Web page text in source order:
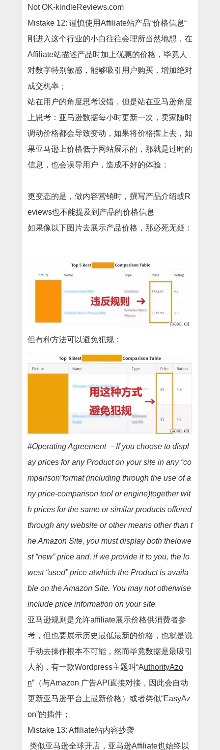
Not OK-kindleReviews.com
Mistake 12: 谨慎使用Affiliate站产品“价格信息“
刚进入这个行业的小白往往会理所当然地想，在
Affiliate站描述产品时加上优惠的价格，毕竟人
对数字特别敏感，能够吸引用户购买，增加绝对
成交机率；
站在用户的角度思考没错，但是站在亚马逊角度
上思考：亚马逊数据每小时更新一次，卖家随时
调动价格都会导致变动，如果将价格摆上去，如
果亚马逊上价格低于网站展示的，那就是过时的
信息，也会误导用户，造成不好的体验；
更变态的是，做内容营销时，撰写产品介绍或R
eviews也不能提及到产品的价格信息
如果像以下图片去展示产品价格，那必死无疑：
但有种方法可以避免犯规：
#Operating Agreement －If you choose to displ
ay prices for any Product on your site in any “co
mparison”format (including through the use of a
ny price-comparison tool or engine)together wit
h prices for the same or similar products offered
through any website or other means other than t
he Amazon Site, you must display both thelowe
st “new” price and, if we provide it to you, the lo
west “used” price atwhich the Product is availa
ble on the Amazon Site. You may not otherwise
include price information on your site.
亚马逊规则是允许affiliate展示价格供消费者参
考，但也要展示历史最低最新的价格，也就是说
手动去操作根本不可能，然而毕竟数据是最吸引
人的，有一款Wordpress主题叫“AuthorityAzo
n”（与Amazon 广告API直接对接，因此会自动
更新亚马逊平台上最新价格）或者类似“EasyAz
on”的插件；
Mistake 13: Affiliate站内容抄袭
类似亚马逊全球开店，亚马逊Affiliate也始终以